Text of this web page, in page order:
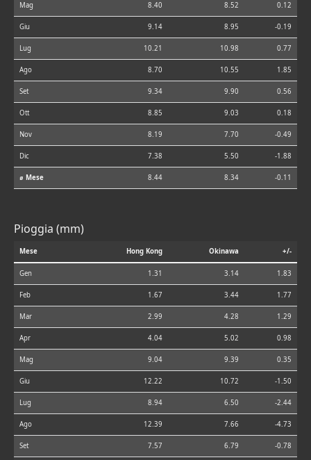
Mag 8.40 8.52 0.12
Giu 9.14 8.95 -0.19
Lug 10.21 10.98 0.77
Ago 8.70 10.55 1.85
Set 9.34 9.90 0.56
Ott 8.85 9.03 0.18
Nov 8.19 7.70 -0.49
Dic 7.38 5.50 -1.88
⌀ Mese 8.44 8.34 -0.11
Pioggia (mm)
Mese Hong Kong Okinawa +/-
Gen 1.31 3.14 1.83
Feb 1.67 3.44 1.77
Mar 2.99 4.28 1.29
Apr 4.04 5.02 0.98
Mag 9.04 9.39 0.35
Giu 12.22 10.72 -1.50
Lug 8.94 6.50 -2.44
Ago 12.39 7.66 -4.73
Set 7.57 6.79 -0.78